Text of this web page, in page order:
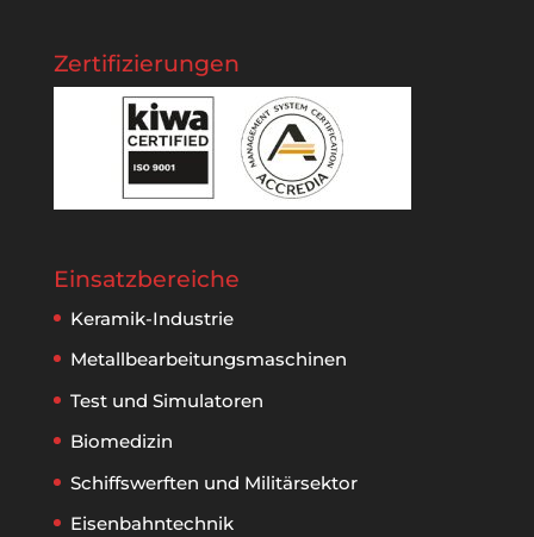
Zertifizierungen
Einsatzbereiche
Keramik-Industrie
Metallbear­beitungs­maschinen
Test und Simulatoren
Biomedizin
Schiffswerften und Militärsektor
Eisenbahntechnik